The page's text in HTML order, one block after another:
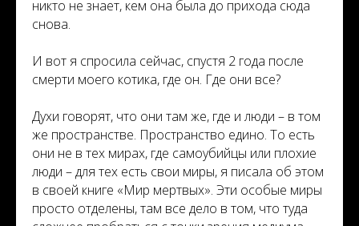
никто не знает, кем она была до прихода сюда
снова.
И вот я спросила сейчас, спустя 2 года после
смерти моего котика, где он. Где они все?
Духи говорят, что они там же, где и люди – в том
же пространстве. Пространство едино. То есть
они не в тех мирах, где самоубийцы или плохие
люди – для тех есть свои миры, я писала об этом
в своей книге «Мир мертвых». Эти особые миры
просто отделены, там все дело в том, что туда